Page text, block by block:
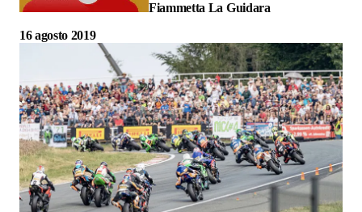
Fiammetta La Guidara
16 agosto 2019